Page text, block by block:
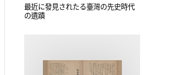
最近に發見されたる臺灣の先史時代
の遺蹟